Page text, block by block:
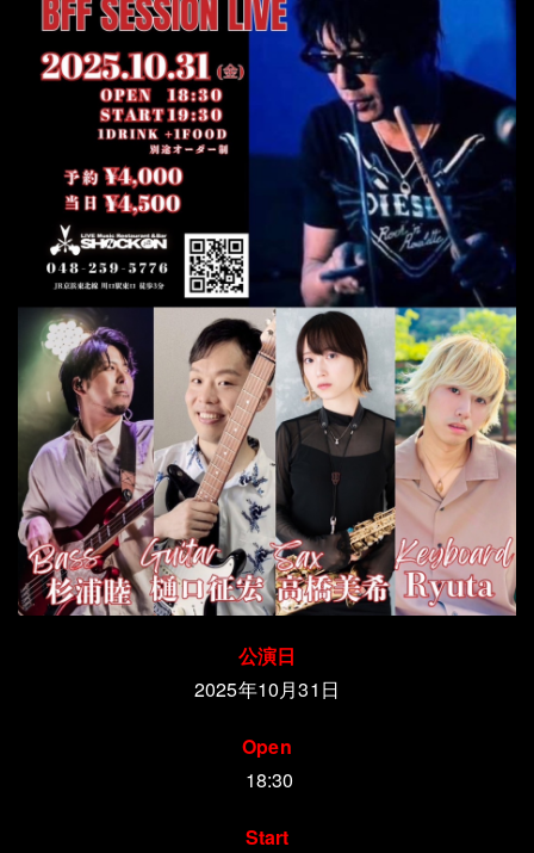
公演日
2025年10月31日
Open
18:30
Start